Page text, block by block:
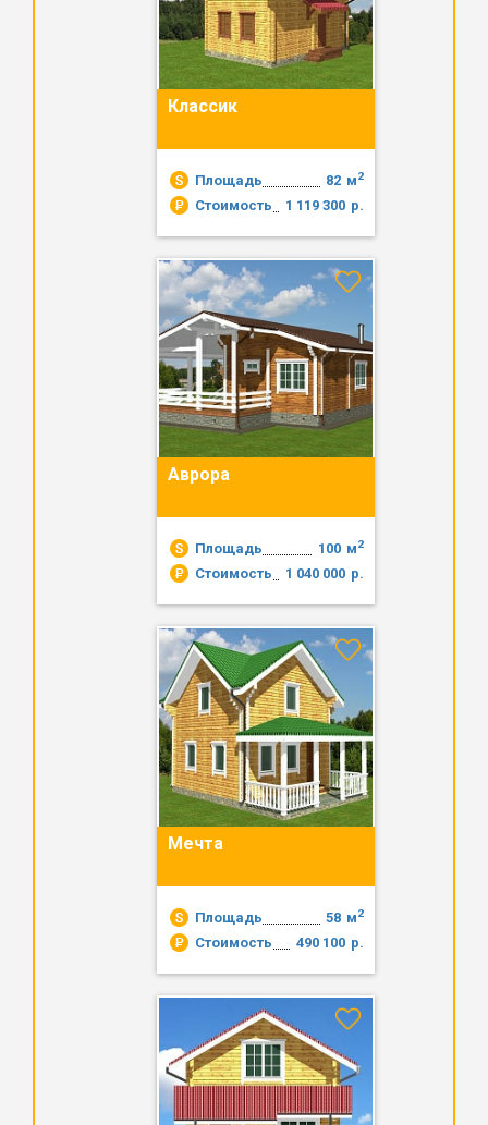
Классик
Площадь м2
82
Стоимость
р.
1 119 300
Аврора
Площадь м2
100
Стоимость
р.
1 040 000
Мечта
Площадь м2
58
Стоимость
р.
490 100